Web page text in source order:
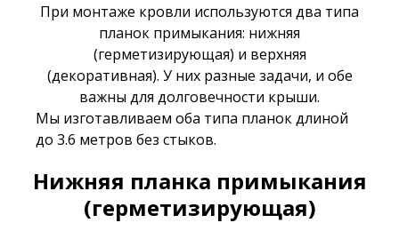
При монтаже кровли используются два типа
планок примыкания: нижняя
(герметизирующая) и верхняя
(декоративная). У них разные задачи, и обе
важны для долговечности крыши.
Мы изготавливаем оба типа планок длиной
до 3.6 метров без стыков.
Нижняя планка примыкания
(герметизирующая)